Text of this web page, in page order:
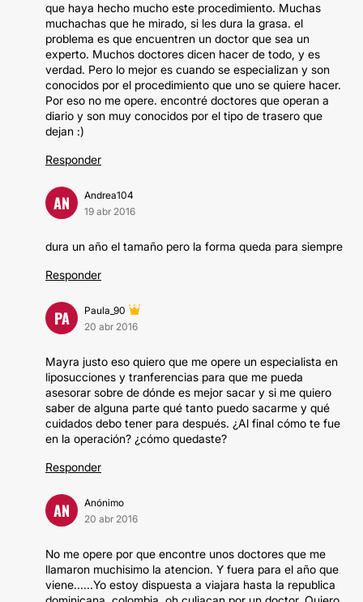
que haya hecho mucho este procedimiento. Muchas
muchachas que he mirado, si les dura la grasa. el
problema es que encuentren un doctor que sea un
experto. Muchos doctores dicen hacer de todo, y es
verdad. Pero lo mejor es cuando se especializan y son
conocidos por el procedimiento que uno se quiere hacer.
Por eso no me opere. encontré doctores que operan a
diario y son muy conocidos por el tipo de trasero que
dejan :)
Responder
AN
Andrea104
19 abr 2016
dura un año el tamaño pero la forma queda para siempre
Responder
PA
Paula_90
20 abr 2016
Mayra justo eso quiero que me opere un especialista en
liposucciones y tranferencias para que me pueda
asesorar sobre de dónde es mejor sacar y si me quiero
saber de alguna parte qué tanto puedo sacarme y qué
cuidados debo tener para después. ¿Al final cómo te fue
en la operación? ¿cómo quedaste?
Responder
AN
Anónimo
20 abr 2016
No me opere por que encontre unos doctores que me
llamaron muchisimo la atencion. Y fuera para el año que
viene......Yo estoy dispuesta a viajara hasta la republica